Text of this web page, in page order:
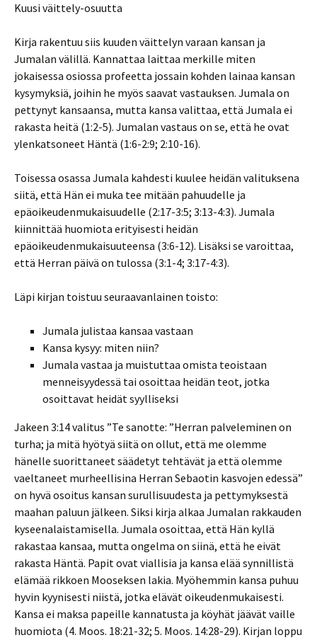
Kuusi väittely-osuutta
Kirja rakentuu siis kuuden väittelyn varaan kansan ja
Jumalan välillä. Kannattaa laittaa merkille miten
jokaisessa osiossa profeetta jossain kohden lainaa kansan
kysymyksiä, joihin he myös saavat vastauksen. Jumala on
pettynyt kansaansa, mutta kansa valittaa, että Jumala ei
rakasta heitä (1:2-5). Jumalan vastaus on se, että he ovat
ylenkatsoneet Häntä (1:6-2:9; 2:10-16).
Toisessa osassa Jumala kahdesti kuulee heidän valituksena
siitä, että Hän ei muka tee mitään pahuudelle ja
epäoikeudenmukaisuudelle (2:17-3:5; 3:13-4:3). Jumala
kiinnittää huomiota erityisesti heidän
epäoikeudenmukaisuuteensa (3:6-12). Lisäksi se varoittaa,
että Herran päivä on tulossa (3:1-4; 3:17-4:3).
Läpi kirjan toistuu seuraavanlainen toisto:
Jumala julistaa kansaa vastaan
Kansa kysyy: miten niin?
Jumala vastaa ja muistuttaa omista teoistaan
menneisyydessä tai osoittaa heidän teot, jotka
osoittavat heidät syylliseksi
Jakeen 3:14 valitus ”Te sanotte: ”Herran palveleminen on
turha; ja mitä hyötyä siitä on ollut, että me olemme
hänelle suorittaneet säädetyt tehtävät ja että olemme
vaeltaneet murheellisina Herran Sebaotin kasvojen edessä”
on hyvä osoitus kansan surullisuudesta ja pettymyksestä
maahan paluun jälkeen. Siksi kirja alkaa Jumalan rakkauden
kyseenalaistamisella. Jumala osoittaa, että Hän kyllä
rakastaa kansaa, mutta ongelma on siinä, että he eivät
rakasta Häntä. Papit ovat viallisia ja kansa elää synnillistä
elämää rikkoen Mooseksen lakia. Myöhemmin kansa puhuu
hyvin kyynisesti niistä, jotka elävät oikeudenmukaisesti.
Kansa ei maksa papeille kannatusta ja köyhät jäävät vaille
huomiota (4. Moos. 18:21-32; 5. Moos. 14:28-29). Kirjan loppu